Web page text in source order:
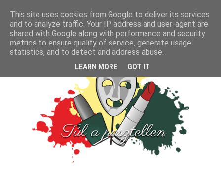
This site uses cookies from Google to deliver its services
and to analyze traffic. Your IP address and user-agent are
shared with Google along with performance and security
metrics to ensure quality of service, generate usage
statistics, and to detect and address abuse.
LEARN MORE GOT IT